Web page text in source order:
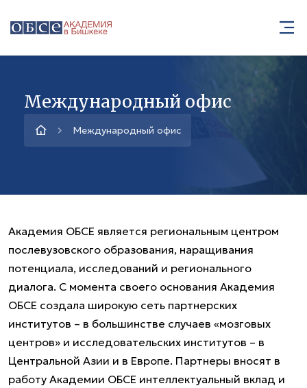
Международный офис
Международный офис
Академия ОБСЕ является региональным центром
послевузовского образования, наращивания
потенциала, исследований и регионального
диалога. С момента своего основания Академия
ОБСЕ создала широкую сеть партнерских
институтов – в большинстве случаев «мозговых
центров» и исследовательских институтов – в
Центральной Азии и в Европе. Партнеры вносят в
работу Академии ОБСЕ интеллектуальный вклад и